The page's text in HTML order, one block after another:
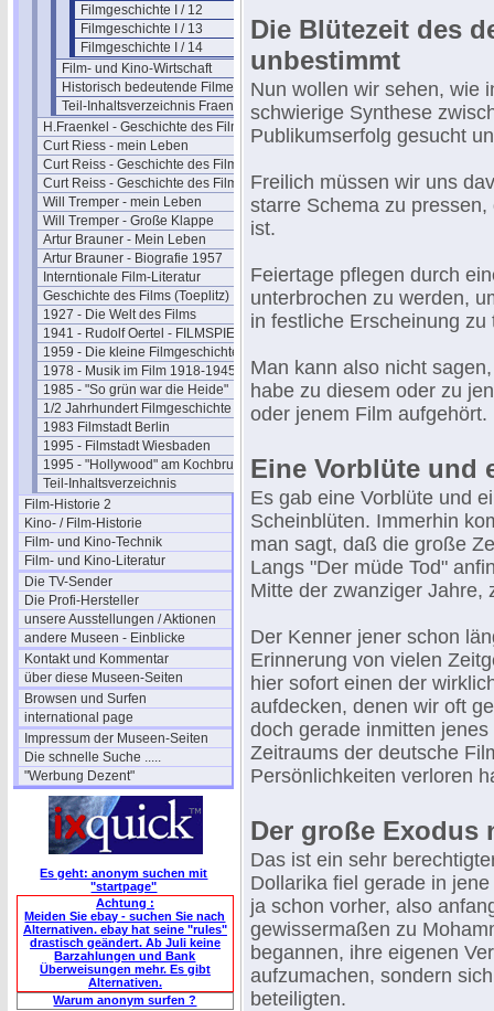
Filmgeschichte I / 12
Filmgeschichte I / 13
Filmgeschichte I / 14
Film- und Kino-Wirtschaft
Historisch bedeutende Filme
Teil-Inhaltsverzeichnis Fraenkel 1
H.Fraenkel - Geschichte des Films 2
Curt Riess - mein Leben
Curt Reiss - Geschichte des Films I
Curt Reiss - Geschichte des Films II
Will Tremper - mein Leben
Will Tremper - Große Klappe
Artur Brauner - Mein Leben
Artur Brauner - Biografie 1957
Interntionale Film-Literatur
Geschichte des Films (Toeplitz)
1927 - Die Welt des Films
1941 - Rudolf Oertel - FILMSPIEGEL
1959 - Die kleine Filmgeschichte
1978 - Musik im Film 1918-1945
1985 - "So grün war die Heide"
1/2 Jahrhundert Filmgeschichte
1983 Filmstadt Berlin
1995 - Filmstadt Wiesbaden
1995 - "Hollywood" am Kochbrunnen
Teil-Inhaltsverzeichnis
Film-Historie 2
Kino- / Film-Historie
Film- und Kino-Technik
Film- und Kino-Literatur
Die TV-Sender
Die Profi-Hersteller
unsere Ausstellungen / Aktionen
andere Museen - Einblicke
Kontakt und Kommentar
über diese Museen-Seiten
Browsen und Surfen
international page
Impressum der Museen-Seiten
Die schnelle Suche .....
"Werbung Dezent"
Es geht: anonym suchen mit
"startpage"
Achtung :
Meiden Sie ebay - suchen Sie nach
Alternativen. ebay hat seine "rules"
drastisch geändert. Ab Juli keine
Barzahlungen und Bank
Überweisungen mehr. Es gibt
Alternativen.
Warum anonym surfen ?
Die Blütezeit des
unbestimmt
Nun wollen wir sehen, wie
schwierige Synthese
Publikumserfolg gesucht
Freilich müssen wir uns
starre Schema zu
ist.
Feiertage pflegen durch
unterbrochen zu werden,
in festliche Erscheinung zu
Man kann also nicht
habe zu diesem oder zu
oder jenem Film aufgehört.
Eine Vorblüte und
Es gab eine Vorblüte und
Scheinblüten. Immerhin
man sagt, daß die große
Langs "Der müde Tod"
Mitte der zwanziger Jahre,
Der Kenner jener schon
Erinnerung von vielen
hier sofort einen der
aufdecken, denen wir oft
doch gerade inmitten
Zeitraums der deutsche
Persönlichkeiten verloren
Der große Exodus
Das ist ein sehr
Dollarika fiel gerade in
ja schon vorher, also
gewissermaßen zu
begannen, ihre eigenen
aufzumachen, sondern
beteiligten.